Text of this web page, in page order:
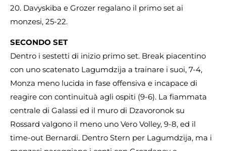
20. Davyskiba e Grozer regalano il primo set ai
monzesi, 25-22.
SECONDO SET
Dentro i sestetti di inizio primo set. Break piacentino
con uno scatenato Lagumdzija a trainare i suoi, 7-4,
Monza meno lucida in fase offensiva e incapace di
reagire con continuituà agli ospiti (9-6). La fiammata
centrale di Galassi ed il muro di Dzavoronok su
Rossard valgono il meno uno Vero Volley, 9-8, ed il
time-out Bernardi. Dentro Stern per Lagumdzija, ma i